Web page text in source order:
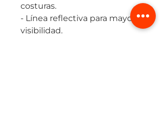
costuras.
- Línea reflectiva para mayor
visibilidad.